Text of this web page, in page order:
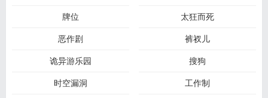
牌位
太狂而死
恶作剧
裤衩儿
诡异游乐园
搜狗
时空漏洞
工作制